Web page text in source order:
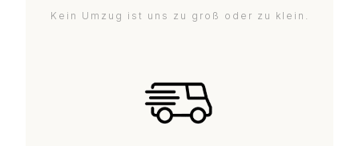
Kein Umzug ist uns zu groß oder zu klein.